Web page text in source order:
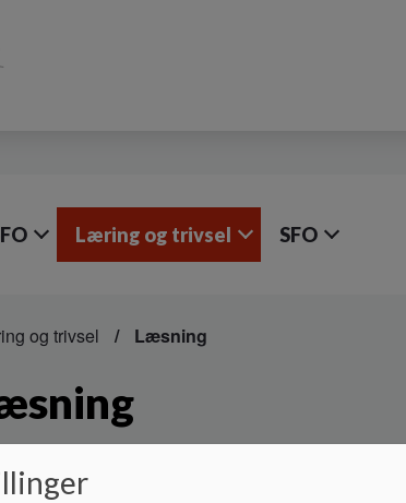
Læring og trivsel SFO
og trivsel Læsning
på Hyldgårdsskolen